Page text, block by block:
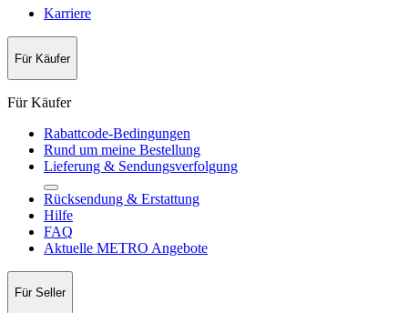
Karriere
Für Käufer
Für Käufer
Rabattcode-Bedingungen
Rund um meine Bestellung
Lieferung & Sendungsverfolgung
Rücksendung & Erstattung
Hilfe
FAQ
Aktuelle METRO Angebote
Für Seller